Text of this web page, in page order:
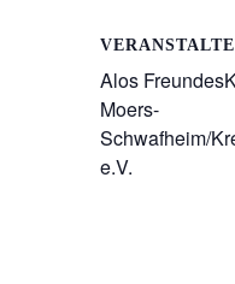
Alos
Moers-
Schwafheim/
e.V.